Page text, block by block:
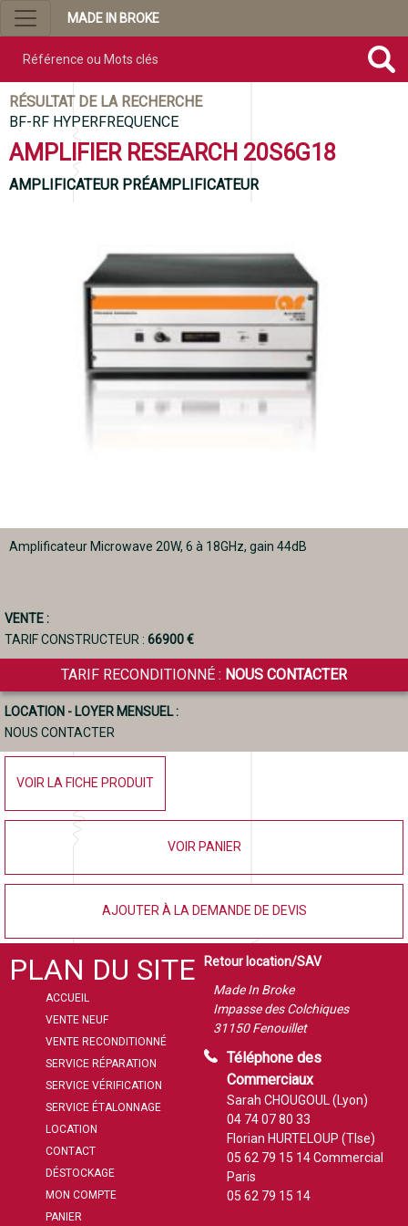
MADE IN BROKE
RÉSULTAT DE LA RECHERCHE
BF-RF HYPERFREQUENCE
AMPLIFIER RESEARCH 20S6G18
AMPLIFICATEUR PRÉAMPLIFICATEUR
Amplificateur Microwave 20W, 6 à 18GHz, gain 44dB
VENTE :
TARIF CONSTRUCTEUR : 66900 €
TARIF RECONDITIONNÉ : NOUS CONTACTER
LOCATION - LOYER MENSUEL :
NOUS CONTACTER
VOIR LA FICHE PRODUIT
VOIR PANIER
AJOUTER À LA DEMANDE DE DEVIS
PLAN DU SITE
ACCUEIL
VENTE NEUF
VENTE RECONDITIONNÉ
SERVICE RÉPARATION
SERVICE VÉRIFICATION
SERVICE ÉTALONNAGE
LOCATION
CONTACT
DÉSTOCKAGE
MON COMPTE
PANIER
Retour location/SAV
Made In Broke
Impasse des Colchiques
31150 Fenouillet
Téléphone des
Commerciaux
Sarah CHOUGOUL (Lyon)
04 74 07 80 33
Florian HURTELOUP (Tlse)
05 62 79 15 14Commercial
Paris
05 62 79 15 14